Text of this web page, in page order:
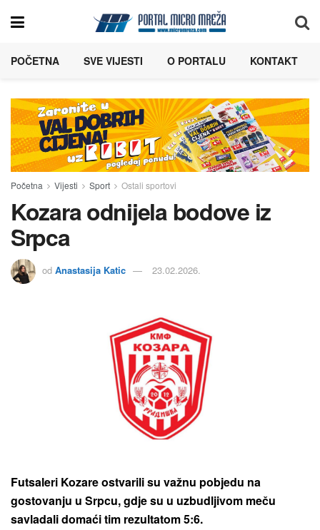
POČETNA SVE VIJESTI O PORTALU KONTAKT
Početna Vijesti Sport Ostali sportovi
Kozara odnijela bodove iz
Srpca
od Anastasija Katic 23.02.2026.
Futsaleri Kozare ostvarili su važnu pobjedu na
gostovanju u Srpcu, gdje su u uzbudljivom meču
savladali domaći tim rezultatom 5:6.